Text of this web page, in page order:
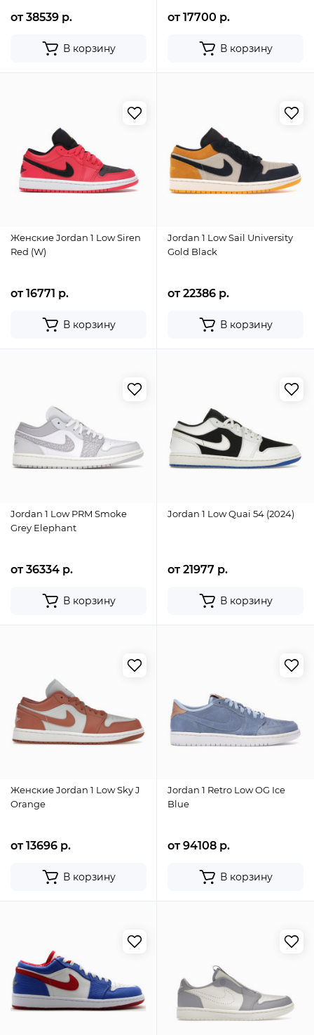
от 38539 р.
В корзину
от 17700 р.
В корзину
Женские Jordan 1 Low Siren
Red (W)
от 16771 р.
В корзину
Jordan 1 Low Sail University
Gold Black
от 22386 р.
В корзину
Jordan 1 Low PRM Smoke
Grey Elephant
от 36334 р.
В корзину
Jordan 1 Low Quai 54 (2024)
от 21977 р.
В корзину
Женские Jordan 1 Low Sky J
Orange
от 13696 р.
В корзину
Jordan 1 Retro Low OG Ice
Blue
от 94108 р.
В корзину